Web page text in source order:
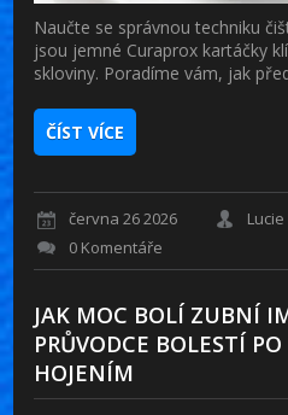
Naučte se správnou techniku
jsou jemné Curaprox kartáčky
skloviny. Poradíme vám, jak
ČÍST VÍCE
června 26 2026
0 Komentáře
JAK MOC BOLÍ ZUBNÍ
PRŮVODCE BOLESTÍ
HOJENÍM